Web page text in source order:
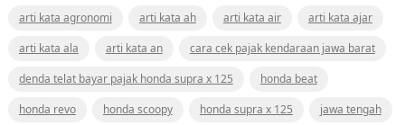
arti kata agronomi
arti kata ah arti kata air
arti kata ajar
arti kata ala
arti kata an
cara cek pajak kendaraan jawa barat
denda telat bayar pajak honda supra x 125
honda beat
honda revo
honda scoopy honda supra x 125
jawa tengah